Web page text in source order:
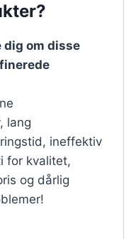
dig om disse
lang
ineffektiv
for kvalitet,
og dårlig